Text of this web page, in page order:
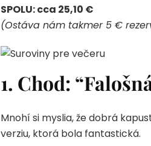
SPOLU: cca 25,10 €
(Ostáva nám takmer 5 €
1. Chod:
Mnohí si myslia, že dobrá
verziu, ktorá bola fantastická.